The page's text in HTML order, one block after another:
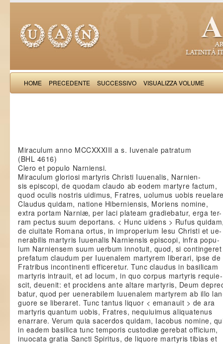
HOME PRECEDENTE SUCCESSIVO VISUALIZZA VOLUME
Miraculum anno MCCXXXIII a s. Iuvenale patratum
(BHL 4616)
Clero et populo Narniensi.
Miraculum gloriosi martyris Christi Iuuenalis, Narnien-
sis episcopi, de quodam claudo ab eodem martyre factum,
quod oculis nostris uidimus, Fratres, uolumus uobis
Claudus quidam, natione Hiberniensis, Moriens nomine,
extra portam Narniæ, per laci plateam gradiebatur, erga ter-
ram pectus suum deportans. < Hunc uidens > Rufus
de ciuitate Romana ortus, in improperium Iesu Christi et ue-
nerabilis martyris Iuuenalis Narniensis episcopi, infra popu-
lum Narniensem suum uerbum innotuit, quod, si contingeret
prefatum claudum per Iuuenalem martyrem liberari, ipse de
Fratribus incontinenti efficeretur. Tunc claudus in basilicam
martyris intrauit, et ad locum, in quo corpus martyris requie-
scit, deuenit: et procidens ante altare martyris, Deum
batur, quod per uenerabilem Iuuenalem martyrem ab illo
guore se liberaret. Tunc tantus liquor < emanauit > de ara
martyris quantum uobis, Fratres, nequiuimus aliquatenus
enarrare. Verum quia sacerdos quidam, Iacobus nomine,
in eadem basilica tunc temporis custodiæ gerebat officium,
inuocata gratia Sancti Spiritus, de liquore martyris tibias et